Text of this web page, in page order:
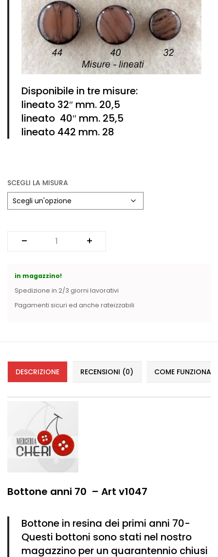
Vintage (165)
Disponibile in tre misure:
lineato 32″ mm. 20,5
lineato 40″ mm. 25,5
lineato 442 mm. 28
SCEGLI LA MISURA
in magazzino!
Spedizione in 2/3 giorni lavorativi
Pagamenti sicuri ed anche rateizzabili
DESCRIZIONE RECENSIONI (0) COME
Bottone anni 70 – Art v1047
Bottone in resina dei primi anni 70-
Questi bottoni sono stati nel nostro
magazzino per un quarantennio chiusi